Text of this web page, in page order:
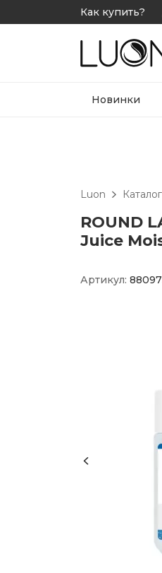
Как купить?
Новинки
Luon Каталог
ROUND
Juice
Артикул: